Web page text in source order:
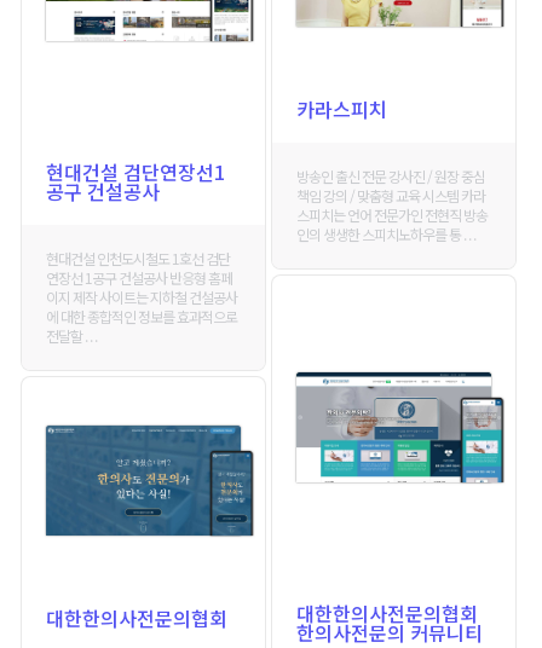
현대건설 검단연장선1
공구 건설공사
현대건설 인천도시철도 1호선 검단
연장선 1공구 건설공사 반응형 홈페
이지 제작 사이트는 지하철 건설공사
에 대한 종합적인 정보를 효과적으로
전달할 . . .
카라스피치
방송인 출신 전문 강사진 / 원장 중심
책임 강의 / 맞춤형 교육 시스템 카라
스피치는 언어 전문가인 전현직 방송
인의 생생한 스피치노하우를 통 . . .
대한한의사전문의협회
한의사전문의 커뮤니티
대한한의사전문의협회